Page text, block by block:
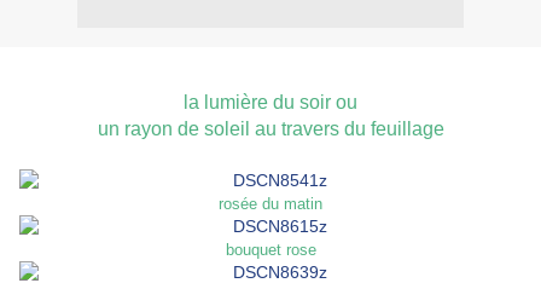
la lumière du soir ou
un rayon de soleil au travers du feuillage
rosée du matin
bouquet rose